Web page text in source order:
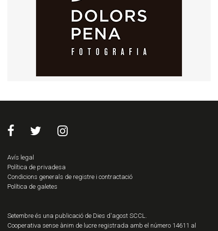
Avís legal
Política de privadesa
Condicions generals de registre i contractació
Política de galetes
Setembre és una publicació de Dies d'agost SCCL.
Cooperativa sense ànim de lucre registrada amb el número 14611 al